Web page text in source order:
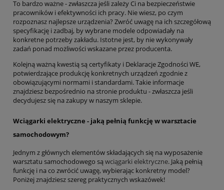
To bardzo ważne - zwłaszcza jeśli zależy Ci na bezpieczeństwie
pracowników i efektywności ich pracy. Nie wiesz, po czym
rozpoznasz najlepsze urządzenia? Zwróć uwagę na ich szczegółową
specyfikację i zadbaj, by wybrane modele odpowiadały na
konkretne potrzeby zakładu. Istotne jest, by nie wykonywały
zadań ponad możliwości wskazane przez producenta.
Kolejną ważną kwestią są certyfikaty i Deklaracje Zgodności WE,
potwierdzające produkcję konkretnych urządzeń zgodnie z
obowiązującymi normami i standardami. Takie informacje
znajdziesz bezpośrednio na stronie produktu - zwłaszcza jeśli
decydujesz się na zakupy w naszym sklepie.
Wciągarki elektryczne - jaką pełnią funkcję w warsztacie
samochodowym?
Jednym z głównych elementów składających się na wyposażenie
warsztatu samochodowego są wciągarki elektryczne. Jaką pełnią
funkcję i na co zwrócić uwagę, wybierając konkretny model?
Poniżej znajdziesz szereg praktycznych wskazówek!